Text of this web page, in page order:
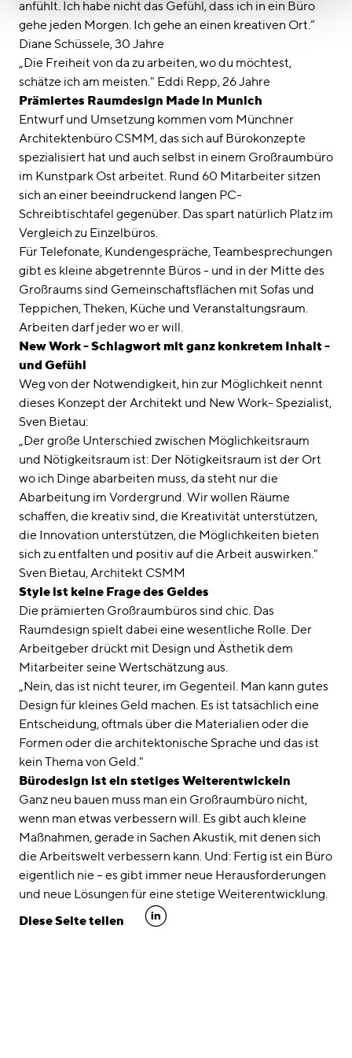
anfühlt. Ich habe nicht das Gefühl, dass ich in ein Büro
gehe jeden Morgen. Ich gehe an einen kreativen Ort.“
Diane Schüssele, 30 Jahre
„Die Freiheit von da zu arbeiten, wo du möchtest,
schätze ich am meisten." Eddi Repp, 26 Jahre
Prämiertes Raumdesign Made in Munich
Entwurf und Umsetzung kommen vom Münchner
Architektenbüro CSMM, das sich auf Bürokonzepte
spezialisiert hat und auch selbst in einem Großraumbüro
im Kunstpark Ost arbeitet. Rund 60 Mitarbeiter sitzen
sich an einer beeindruckend langen PC-
Schreibtischtafel gegenüber. Das spart natürlich Platz im
Vergleich zu Einzelbüros.
Für Telefonate, Kundengespräche, Teambesprechungen
gibt es kleine abgetrennte Büros - und in der Mitte des
Großraums sind Gemeinschaftsflächen mit Sofas und
Teppichen, Theken, Küche und Veranstaltungsraum.
Arbeiten darf jeder wo er will.
New Work - Schlagwort mit ganz konkretem Inhalt -
und Gefühl
Weg von der Notwendigkeit, hin zur Möglichkeit nennt
dieses Konzept der Architekt und New Work- Spezialist,
Sven Bietau:
„Der große Unterschied zwischen Möglichkeitsraum
und Nötigkeitsraum ist: Der Nötigkeitsraum ist der Ort
wo ich Dinge abarbeiten muss, da steht nur die
Abarbeitung im Vordergrund. Wir wollen Räume
schaffen, die kreativ sind, die Kreativität unterstützen,
die Innovation unterstützen, die Möglichkeiten bieten
sich zu entfalten und positiv auf die Arbeit auswirken."
Sven Bietau, Architekt CSMM
Style ist keine Frage des Geldes
Die prämierten Großraumbüros sind chic. Das
Raumdesign spielt dabei eine wesentliche Rolle. Der
Arbeitgeber drückt mit Design und Ästhetik dem
Mitarbeiter seine Wertschätzung aus.
„Nein, das ist nicht teurer, im Gegenteil. Man kann gutes
Design für kleines Geld machen. Es ist tatsächlich eine
Entscheidung, oftmals über die Materialien oder die
Formen oder die architektonische Sprache und das ist
kein Thema von Geld."
Bürodesign ist ein stetiges Weiterentwickeln
Ganz neu bauen muss man ein Großraumbüro nicht,
wenn man etwas verbessern will. Es gibt auch kleine
Maßnahmen, gerade in Sachen Akustik, mit denen sich
die Arbeitswelt verbessern kann. Und: Fertig ist ein Büro
eigentlich nie – es gibt immer neue Herausforderungen
und neue Lösungen für eine stetige Weiterentwicklung.
Diese Seite teilen
linkedin